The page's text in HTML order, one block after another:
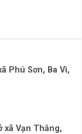
Phú Sơn, Ba Vì,
xã Vạn Thắng,